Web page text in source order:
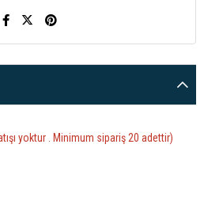
yoktur . Minimum sipariş 20 adettir)